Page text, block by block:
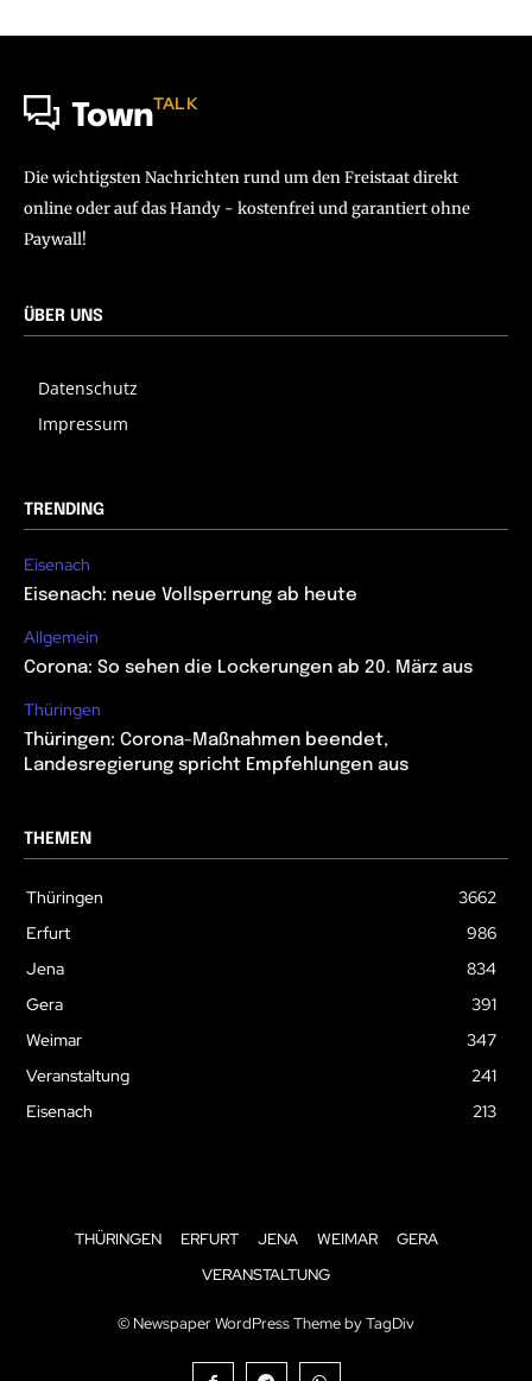
TownTALK
Die wichtigsten Nachrichten rund um den Freistaat direkt
online oder auf das Handy - kostenfrei und garantiert ohne
Paywall!
ÜBER UNS
Datenschutz
Impressum
TRENDING
Eisenach
Eisenach: neue Vollsperrung ab heute
Allgemein
Corona: So sehen die Lockerungen ab 20. März aus
Thüringen
Thüringen: Corona-Maßnahmen beendet,
Landesregierung spricht Empfehlungen aus
THEMEN
Thüringen
3662
Erfurt
986
Jena
834
Gera
391
Weimar
347
Veranstaltung
241
Eisenach
213
THÜRINGEN ERFURT JENA WEIMAR
GERA
VERANSTALTUNG
© Newspaper WordPress Theme by TagDiv